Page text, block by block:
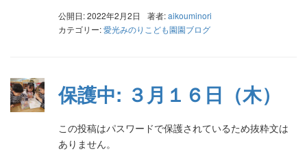
公開日: 2022年2月2日 著者:aikouminori
カテゴリー:愛光みのりこども園園ブログ
保護中: ３月１６日（木）
この投稿はパスワードで保護されているため抜粋文は
ありません。